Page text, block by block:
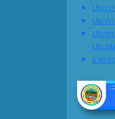
ประก
ประก
ประก
ประชุ
รายง